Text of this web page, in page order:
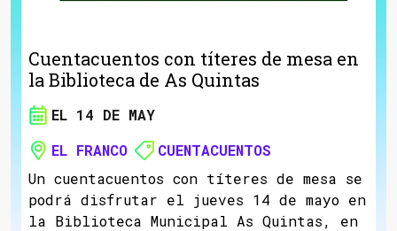
Cuentacuentos con títeres de mesa en
la Biblioteca de As Quintas
EL 14 DE MAY
EL FRANCO
CUENTACUENTOS
Un cuentacuentos con títeres de mesa se
podrá disfrutar el jueves 14 de mayo en
la Biblioteca Municipal As Quintas, en